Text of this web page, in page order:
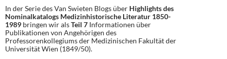
In der Serie des Van Swieten Blogs über Highlights des
Nominalkatalogs Medizinhistorische Literatur 1850-
1989 bringen wir alsTeil 7 Informationen über
Publikationen von Angehörigen des
Professorenkollegiums der Medizinischen Fakultät der
Universität Wien (1849/50).